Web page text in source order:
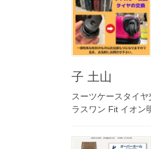
子 土山
スーツケースタイ
ラスワン Fit イオン